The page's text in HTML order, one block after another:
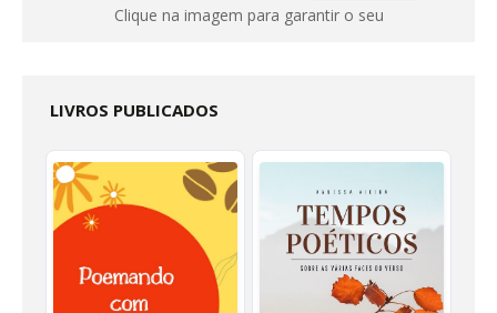
Clique na imagem para garantir o seu
LIVROS PUBLICADOS